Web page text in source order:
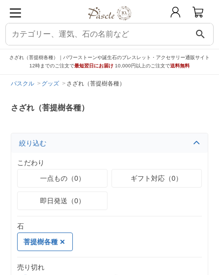
search
さざれ（菩提樹各種）｜パワーストーンや誕生石のブレスレット・アクセサリー通販サイト
12時までのご注文で最短翌日にお届け 10,000円以上のご注文で送料無料
パスクル グッズ さざれ（菩提樹各種）
さざれ（菩提樹各種）
絞り込む
こだわり
一点もの（0）
ギフト対応（0）
即日発送（0）
石
菩提樹各種
売り切れ